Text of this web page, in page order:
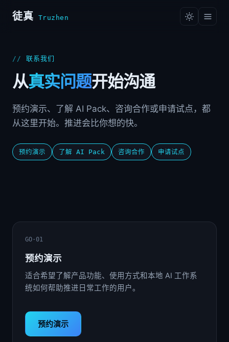
徒真 Truzhen
联系我们
从真实问题开始沟通
预约演示、了解 AI Pack、咨询合作或申请试点，都
从这里开始。推进会比你想的快。
预约演示 了解 AI Pack 咨询合作 申请试点
GO·01
预约演示
适合希望了解产品功能、使用方式和本地 AI 工作系
统如何帮助推进日常工作的用户。
预约演示